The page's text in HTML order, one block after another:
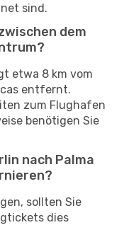
sind.
dem
etwa 8 km vom
entfernt.
zum Flughafen
benötigen Sie
nach Palma
sollten Sie
dies